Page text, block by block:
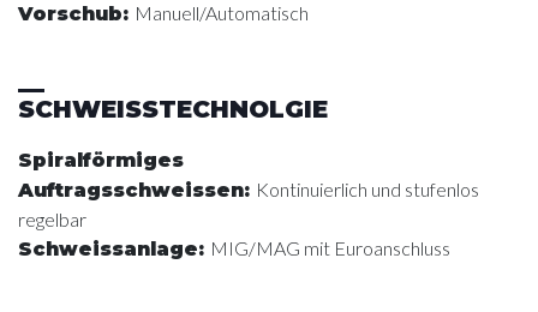
Vorschub: Manuell/Automatisch
SCHWEISSTECHNOLGIE
Spiralförmiges
Auftragsschweissen: Kontinuierlich und stufenlos
regelbar
Schweissanlage: MIG/MAG mit Euroanschluss